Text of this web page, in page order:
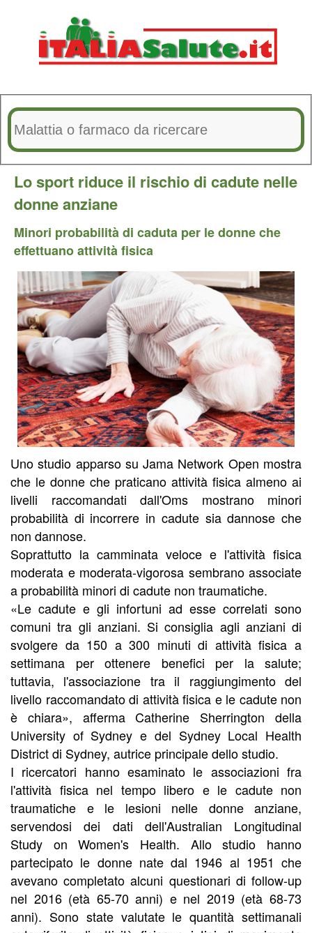
Lo sport riduce il rischio di cadute nelle
donne anziane
Minori probabilità di caduta per le donne che
effettuano attività fisica
Uno studio apparso su Jama Network Open mostra
che le donne che praticano attività fisica almeno ai
livelli raccomandati dall'Oms mostrano minori
probabilità di incorrere in cadute sia dannose che
non dannose.
Soprattutto la camminata veloce e l'attività fisica
moderata e moderata-vigorosa sembrano associate
a probabilità minori di cadute non traumatiche.
«Le cadute e gli infortuni ad esse correlati sono
comuni tra gli anziani. Si consiglia agli anziani di
svolgere da 150 a 300 minuti di attività fisica a
settimana per ottenere benefici per la salute;
tuttavia, l'associazione tra il raggiungimento del
livello raccomandato di attività fisica e le cadute non
è chiara», afferma Catherine Sherrington della
University of Sydney e del Sydney Local Health
District di Sydney, autrice principale dello studio.
I ricercatori hanno esaminato le associazioni fra
l'attività fisica nel tempo libero e le cadute non
traumatiche e le lesioni nelle donne anziane,
servendosi dei dati dell'Australian Longitudinal
Study on Women's Health. Allo studio hanno
partecipato le donne nate dal 1946 al 1951 che
avevano completato alcuni questionari di follow-up
nel 2016 (età 65-70 anni) e nel 2019 (età 68-73
anni). Sono state valutate le quantità settimanali